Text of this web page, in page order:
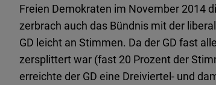
Freien Demokraten im November 2014
zerbrach auch das Bündnis mit der
GD leicht an Stimmen. Da der GD fast
zersplittert war (fast 20 Prozent der
erreichte der GD eine Dreiviertel- und